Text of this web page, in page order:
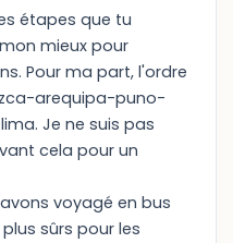
étapes que tu
mieux pour
Pour ma part, l'ordre
arequipa-puno-
Je ne suis pas
cela pour un
voyagé en bus
sûrs pour les